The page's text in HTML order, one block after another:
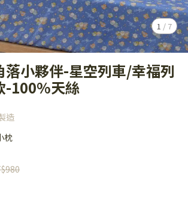
1 / 7
落小夥伴-星空列車/幸福列
-100%天絲
造
枕